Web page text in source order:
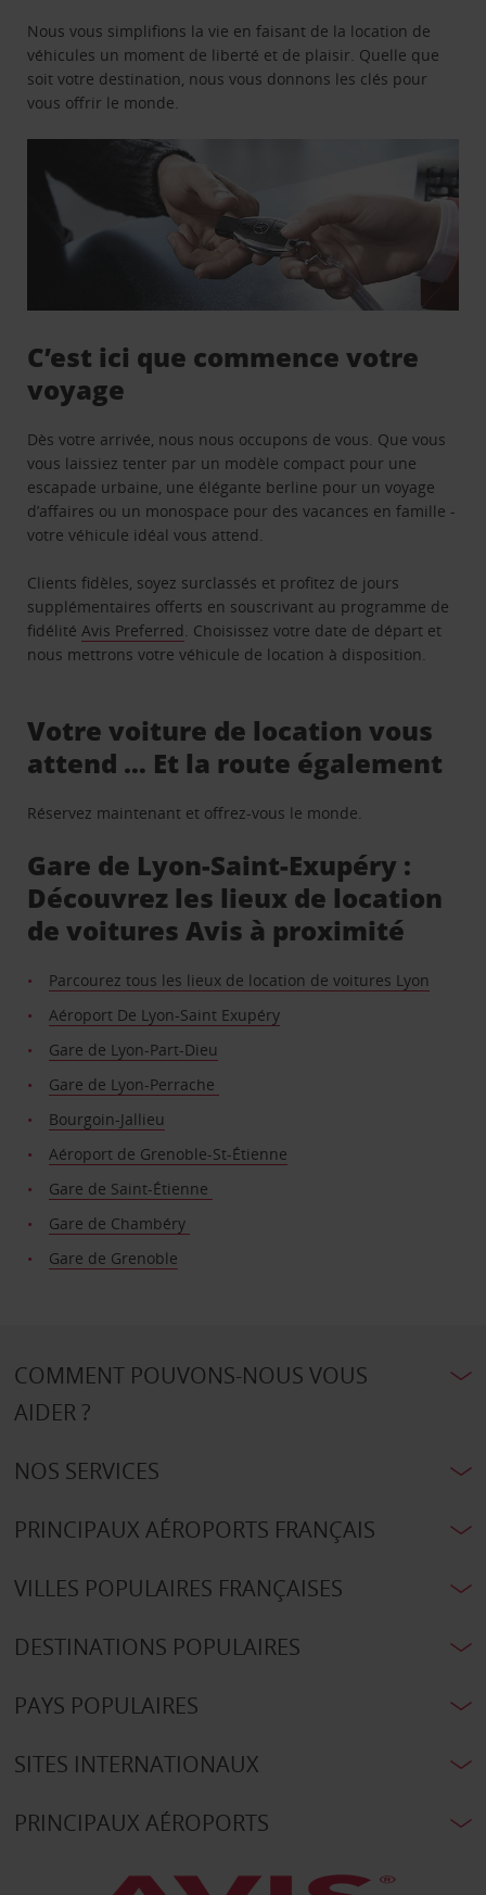
Nous vous simplifions la vie en faisant de la location de
véhicules un moment de liberté et de plaisir. Quelle que
soit votre destination, nous vous donnons les clés pour
vous offrir le monde.
C’est ici que commence votre
voyage
Dès votre arrivée, nous nous occupons de vous. Que vous
vous laissiez tenter par un modèle compact pour une
escapade urbaine, une élégante berline pour un voyage
d’affaires ou un monospace pour des vacances en famille -
votre véhicule idéal vous attend.
Clients fidèles, soyez surclassés et profitez de jours
supplémentaires offerts en souscrivant au programme de
fidélitéAvis Preferred. Choisissez votre date de départ et
nous mettrons votre véhicule de location à disposition.
Votre voiture de location vous
attend … Et la route également
Réservez maintenant et offrez-vous le monde.
Gare de Lyon-Saint-Exupéry :
Découvrez les lieux de location
de voitures Avis à proximité
Parcourez tous les lieux de location de voitures Lyon
Aéroport De Lyon-Saint Exupéry
Gare de Lyon-Part-Dieu
Gare de Lyon-Perrache
Bourgoin-Jallieu
Aéroport de Grenoble-St-Étienne
Gare de Saint-Étienne
Gare de Chambéry
Gare de Grenoble
COMMENT POUVONS-NOUS VOUS
AIDER ?
NOS SERVICES
PRINCIPAUX AÉROPORTS FRANÇAIS
VILLES POPULAIRES FRANÇAISES
DESTINATIONS POPULAIRES
PAYS POPULAIRES
SITES INTERNATIONAUX
PRINCIPAUX AÉROPORTS